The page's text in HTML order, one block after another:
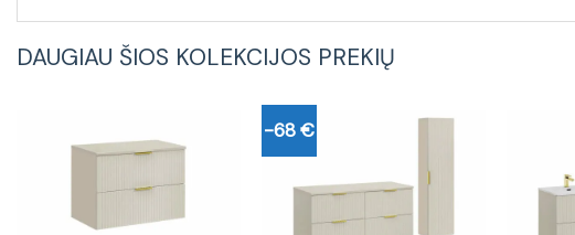
DAUGIAU ŠIOS KOLEKCIJOS PREKIŲ
-68 €